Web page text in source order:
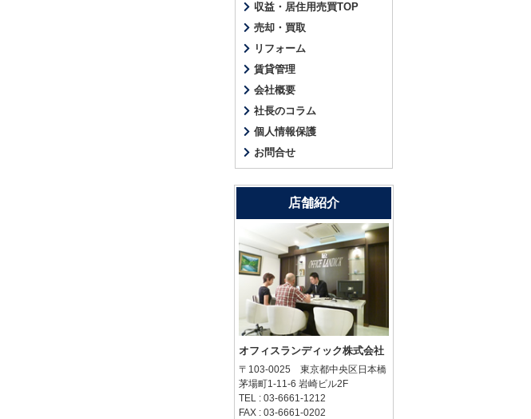
収益・居住用売買TOP
売却・買取
リフォーム
賃貸管理
会社概要
社長のコラム
個人情報保護
お問合せ
店舗紹介
オフィスランディック株式会社
〒103-0025 東京都中央区日本橋
茅場町1-11-6 岩崎ビル2F
TEL : 03-6661-1212
FAX : 03-6661-0202